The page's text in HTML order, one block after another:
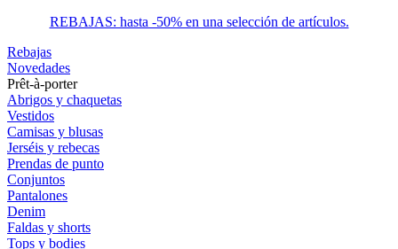
REBAJAS: hasta -50% en una selección de artículos.
Rebajas
Novedades
Prêt-à-porter
Abrigos y chaquetas
Vestidos
Camisas y blusas
Jerséis y rebecas
Prendas de punto
Conjuntos
Pantalones
Denim
Faldas y shorts
Tops y bodies